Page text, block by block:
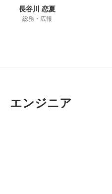
長谷川 恋夏
総務・広報
エンジニア